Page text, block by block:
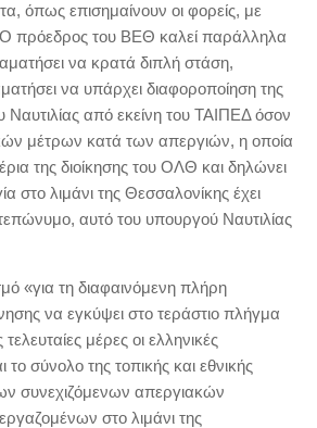
όπως επισημαίνουν οι φορείς, με
πρόεδρος του ΒΕΘ καλεί παράλληλα
να κρατά διπλή στάση,
να υπάρχει διαφοροποίηση της
Ναυτιλίας από εκείνη του ΤΑΙΠΕΔ όσον
μέτρων κατά των απεργιών, η οποία
της διοίκησης του ΟΛΘ και δηλώνει
στο λιμάνι της Θεσσαλονίκης έχει
αυτό του υπουργού Ναυτιλίας
«για τη διαφαινόμενη πλήρη
να εγκύψει στο τεράστιο πλήγμα
μέρες οι ελληνικές
το σύνολο της τοπικής και εθνικής
συνεχιζόμενων απεργιακών
στο λιμάνι της